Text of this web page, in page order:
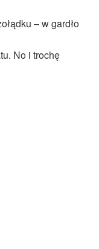
– w gardło
No i trochę